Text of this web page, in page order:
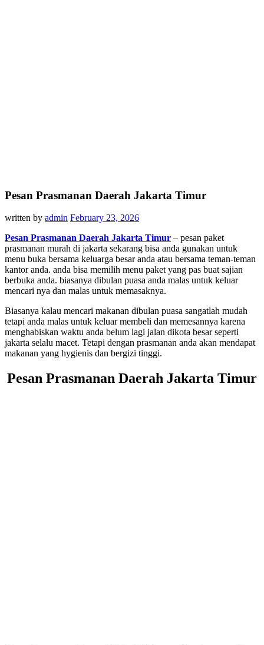
Pesan Prasmanan Daerah Jakarta Timur
written by admin February 23, 2026
Pesan Prasmanan Daerah Jakarta Timur – pesan paket
prasmanan murah di jakarta sekarang bisa anda gunakan untuk
menu buka bersama keluarga besar anda atau bersama teman-teman
kantor anda. anda bisa memilih menu paket yang pas buat sajian
berbuka anda. biasanya dibulan puasa anda malas untuk keluar
mencari nya dan malas untuk memasaknya.
Biasanya kalau mencari makanan dibulan puasa sangatlah mudah
tetapi anda malas untuk keluar membeli dan memesannya karena
menghabiskan waktu anda belum lagi jalan dikota besar seperti
jakarta selalu macet. Tetapi dengan prasmanan anda akan mendapat
makanan yang hygienis dan bergizi tinggi.
Pesan Prasmanan Daerah Jakarta Timur